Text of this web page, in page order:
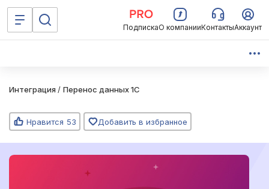
ПодпискаО компанииКонтактыАккаунт
Интеграция / Перенос данных 1C
Нравится 53 Добавить в избранное